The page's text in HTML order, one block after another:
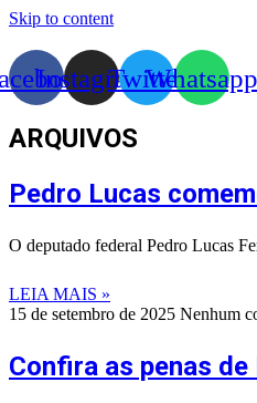
Skip to content
InstagramTwitterWhatsapp
ARQUIVOS
Pedro Lucas
O deputado federal Pedro Lucas
LEIA MAIS »
15 de setembro de 2025 Nenhum
Confira as penas